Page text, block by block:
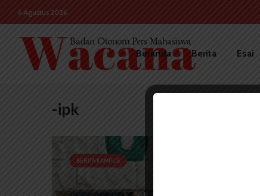
6 Agustus 2026
Beranda Berita Esai
-ipk
BERITA KAMPUS